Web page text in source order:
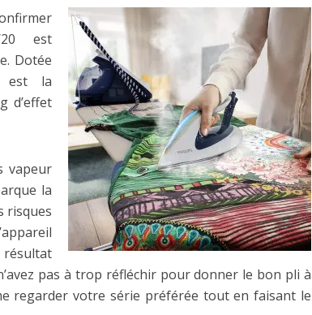
est
Dotée
est la
d’effet
vapeur
la
risques
pas à trop réfléchir pour donner le bon pli à
regarder votre série préférée tout en faisant le